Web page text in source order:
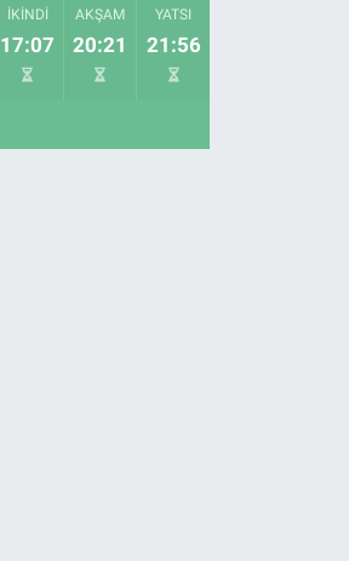
İKINDI
17:07
AKŞAM
20:21
YATSI
21:56